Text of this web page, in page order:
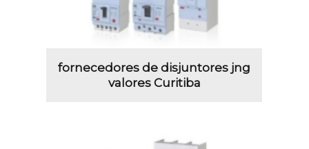
fornecedores de disjuntores jng
valores Curitiba